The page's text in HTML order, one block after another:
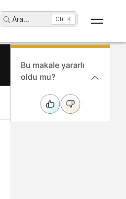
Ara... Ctrl K
Bu makale yararlı
oldu mu?